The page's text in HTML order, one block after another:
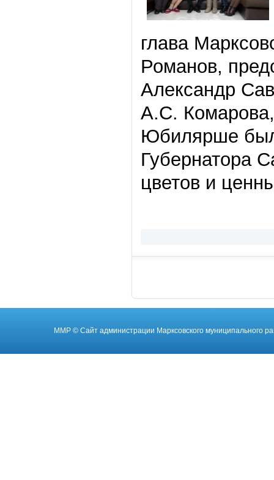
глава
Романов,
Александр
А.С.
Юбилярше
Губернатора
цветов и
ММР © Cайт администрации Марксовского муниципального